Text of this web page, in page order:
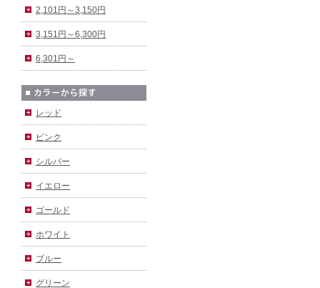
2,101円～3,150円
3,151円～6,300円
6,301円～
レッド
ピンク
シルバー
イエロー
ゴールド
ホワイト
ブルー
グリーン